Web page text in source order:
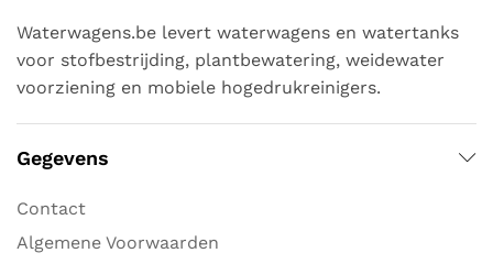
Waterwagens.be levert waterwagens en watertanks
voor stofbestrijding, plantbewatering, weidewater
voorziening en mobiele hogedrukreinigers.
Gegevens
Contact
Algemene Voorwaarden